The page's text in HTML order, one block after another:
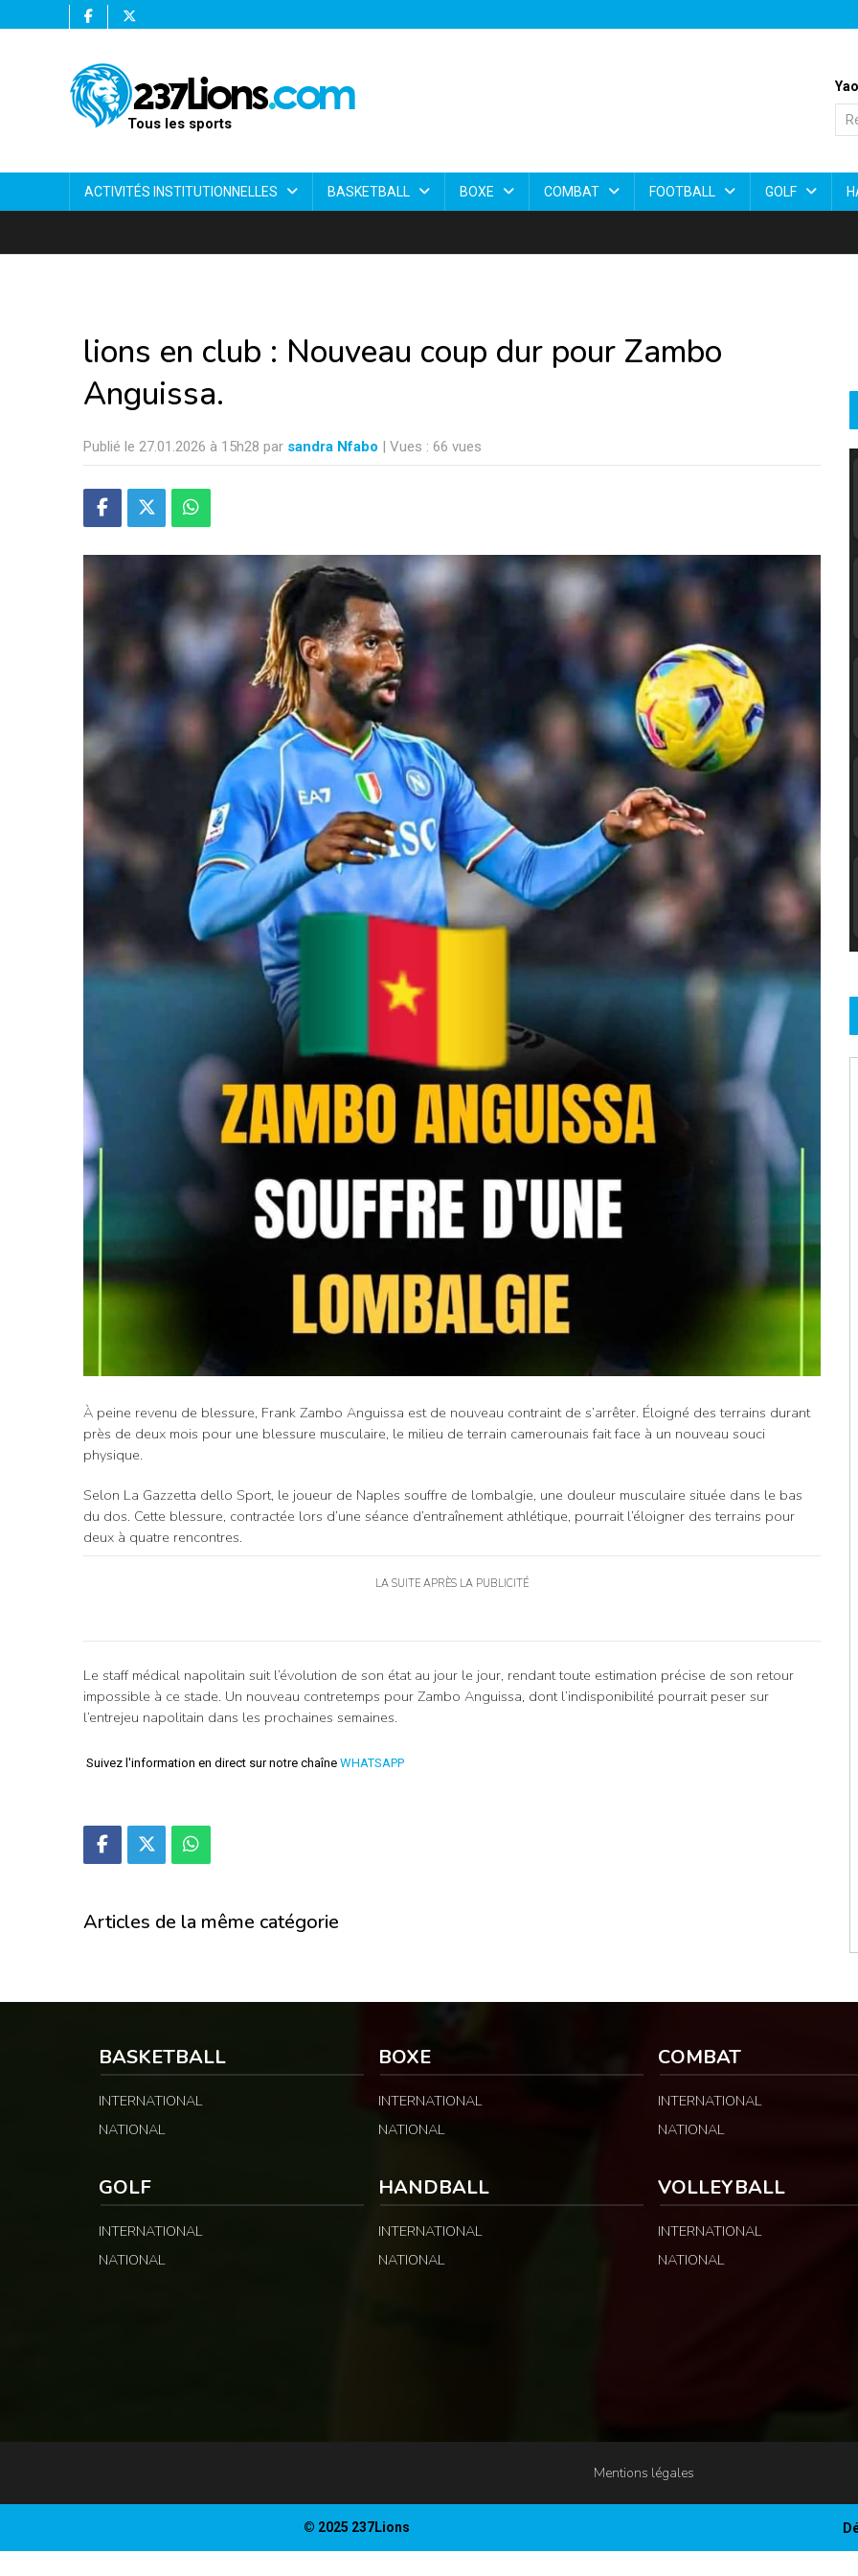
Tous les sports
ACTIVITÉS INSTITUTIONNELLES BASKETBALL BOXE COMBAT FOOTBALL GOLF
lions en club : Nouveau coup dur pour Zambo
Anguissa.
Publié le 27.01.2026 à 15h28 par sandra Nfabo | Vues : 66 vues
À peine revenu de blessure, Frank Zambo Anguissa est de nouveau contraint de s’arrêter. Éloigné des terrains durant
près de deux mois pour une blessure musculaire, le milieu de terrain camerounais fait face à un nouveau souci
physique.
Selon La Gazzetta dello Sport, le joueur de Naples souffre de lombalgie, une douleur musculaire située dans le bas
du dos. Cette blessure, contractée lors d’une séance d’entraînement athlétique, pourrait l’éloigner des terrains pour
deux à quatre rencontres.
LA SUITE APRÈS LA PUBLICITÉ
Le staff médical napolitain suit l’évolution de son état au jour le jour, rendant toute estimation précise de son retour
impossible à ce stade. Un nouveau contretemps pour Zambo Anguissa, dont l’indisponibilité pourrait peser sur
l’entrejeu napolitain dans les prochaines semaines.
Suivez l'information en direct sur notre chaîne WHATSAPP
Articles de la même catégorie
BASKETBALL
INTERNATIONAL
NATIONAL
BOXE
INTERNATIONAL
NATIONAL
COMBAT
INTERNATIONAL
NATIONAL
GOLF
INTERNATIONAL
NATIONAL
HANDBALL
INTERNATIONAL
NATIONAL
VOLLEYBALL
INTERNATIONAL
NATIONAL
Mentions légales
© 2025 237Lions